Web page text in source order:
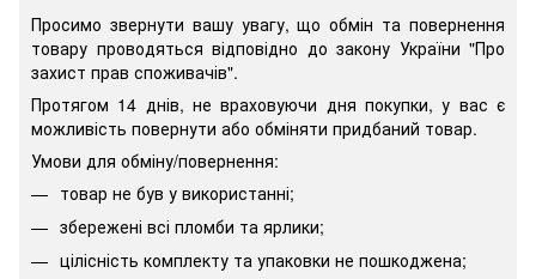
Просимо звернути вашу увагу, що обмін та повернення
товару проводяться відповідно до закону України "Про
захист прав споживачів".
Протягом 14 днів, не враховуючи дня покупки, у вас є
можливість повернути або обміняти придбаний товар.
Умови для обміну/повернення:
товар не був у використанні;
збережені всі пломби та ярлики;
цілісність комплекту та упаковки не пошкоджена;